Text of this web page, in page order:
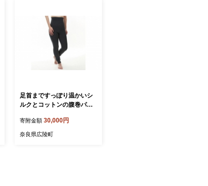
足首まですっぽり温かいシ
ルクとコットンの腹巻パン
寄附金額 30,000円
奈良県広陵町